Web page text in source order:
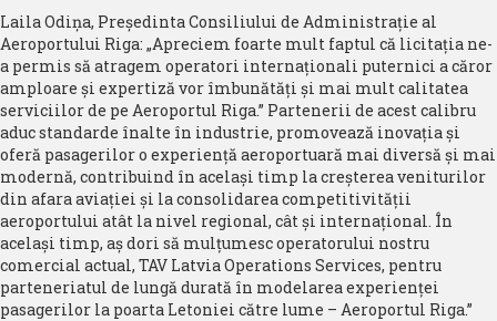
Laila Odiņa, Președinta Consiliului de Administrație al
Aeroportului Riga: „Apreciem foarte mult faptul că licitația ne-
a permis să atragem operatori internaționali puternici a căror
amploare și expertiză vor îmbunătăți și mai mult calitatea
serviciilor de pe Aeroportul Riga.” Partenerii de acest calibru
aduc standarde înalte în industrie, promovează inovația și
oferă pasagerilor o experiență aeroportuară mai diversă și mai
modernă, contribuind în același timp la creșterea veniturilor
din afara aviației și la consolidarea competitivității
aeroportului atât la nivel regional, cât și internațional. În
același timp, aș dori să mulțumesc operatorului nostru
comercial actual, TAV Latvia Operations Services, pentru
parteneriatul de lungă durată în modelarea experienței
pasagerilor la poarta Letoniei către lume – Aeroportul Riga.”